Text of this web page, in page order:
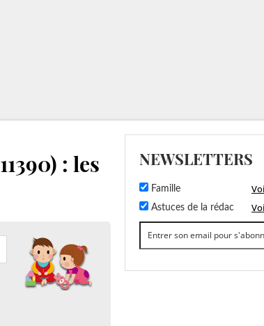
: les
NEWSLETTERS
Famille
Astuces de la rédac